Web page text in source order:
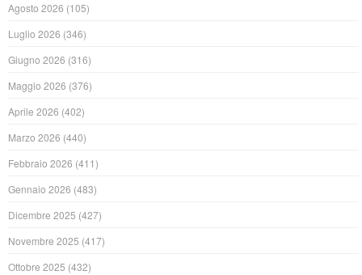
Agosto 2026 (105)
Luglio 2026 (346)
Giugno 2026 (316)
Maggio 2026 (376)
Aprile 2026 (402)
Marzo 2026 (440)
Febbraio 2026 (411)
Gennaio 2026 (483)
Dicembre 2025 (427)
Novembre 2025 (417)
Ottobre 2025 (432)